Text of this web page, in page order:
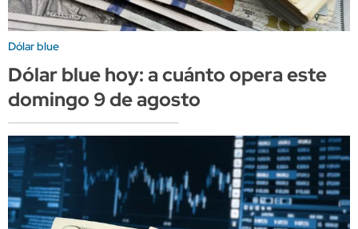
Dólar blue
Dólar blue hoy: a cuánto opera este
domingo 9 de agosto